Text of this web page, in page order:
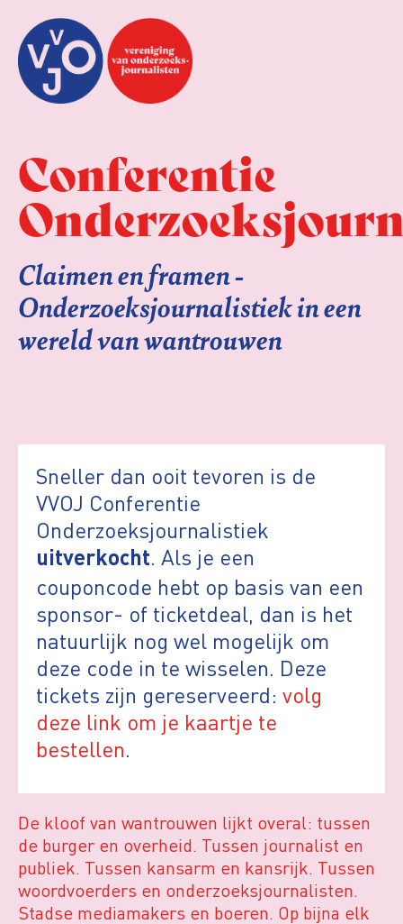
Conferentie
Claimen en framen -
Onderzoeksjournalistiek in een
wereld van wantrouwen
Sneller dan ooit tevoren is de
VVOJ Conferentie
Onderzoeksjournalistiek
uitverkocht. Als je een
couponcode hebt op basis van een
sponsor- of ticketdeal, dan is het
natuurlijk nog wel mogelijk om
deze code in te wisselen. Deze
tickets zijn gereserveerd: volg
deze link om je kaartje te
bestellen.
De kloof van wantrouwen lijkt overal: tussen
de burger en overheid. Tussen journalist en
publiek. Tussen kansarm en kansrijk. Tussen
woordvoerders en onderzoeksjournalisten.
Stadse mediamakers en boeren. Op bijna elk